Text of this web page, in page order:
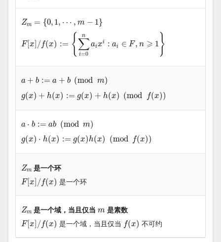
Zm = {0, 1, ⋯ , m − 1}
Zm 0,1 ,⋯ −1}
F[x /f(x) := { n
∑
i=0
aixi : ai ∈ F, n ⩾ 1 }
0 na
a + b := a + b (mod m)
a +b :=a b modm)
g(x) + h(x) := g(x) + h(x) (mod f(x))
g(x)+ h x):=g ( +h(x modf( x))
a ⋅ b := ab (mod m)
a b:= b(modm)
g(x) ⋅ h(x) := g(x)h(x) (mod f(x))
g(x)⋅ (x):= g( h(x)(mod (x))
Zm
Zm 是一个环
F[x] /f(x)
F[x]/ f (x) 是一个环
Zm
Zm 是一个域，当且仅当m
m 是素数
F[x] /f(x)
F[x]/ f (x) 是一个域，当且仅当 f(x)
f(x) 不可约